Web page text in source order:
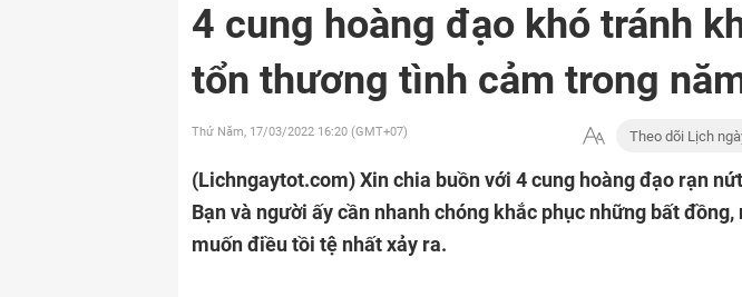
4 cung hoàng đạo khó tránh
tổn thương tình cảm trong
Thứ Năm, 17/03/2022 16:20 (GMT+07) Theo dõi Lịch
(Lichngaytot.com)Xin chia buồn với 4 cung hoàng đạo rạn
Bạn và người ấy cần nhanh chóng khắc phục những bất
muốn điều tồi tệ nhất xảy ra.